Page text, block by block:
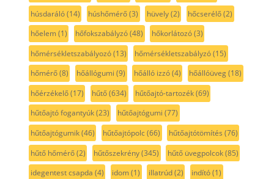
húsdaráló(14) húshőmérő(3) hüvely(2) hőcserélő(2)
hőelem(1) hőfokszabályzó(48) hőkorlátozó(3)
hőmérsékletszabályozó(13) hőmérsékletszabályzó(15)
hőmérő(8) hőállógumi (9) hőálló izzó(4) hőállóüveg(18)
hőérzékelő(17) hűtő(634) hűtőajtó-tartozék(69)
hűtőajtó fogantyúk(23) hűtőajtógumi (77)
hűtőajtógumik(46) hűtőajtópolc(66) hűtőajtótömítés (76)
hűtő hőmérő(2) hűtőszekrény(345) hűtő üvegpolcok(85)
idegentest csapda (4) idom(1) illatrúd(2) indító(1)